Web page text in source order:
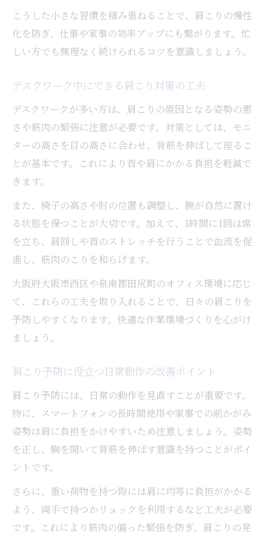
肩こり対策は毎日の積み重ねが大切です
肩こりを改善するためのセルフケアの重要
こうした小さな習慣を積み重ねることで、肩こりの慢性
化を防ぎ、仕事や家事の効率アップにも繋がります。忙
しい方でも無理なく続けられるコツを意識しましょう。
デスクワーク中にできる肩こり対策の工夫
デスクワークが多い方は、肩こりの原因となる姿勢の悪
さや筋肉の緊張に注意が必要です。対策としては、モニ
ターの高さを目の高さに合わせ、背筋を伸ばして座るこ
とが基本です。これにより首や肩にかかる負担を軽減で
きます。
また、椅子の高さや肘の位置も調整し、腕が自然に置け
る状態を保つことが大切です。加えて、1時間に1回は席
を立ち、肩回しや首のストレッチを行うことで血流を促
進し、筋肉のこりを和らげます。
大阪府大阪市西区や泉南郡田尻町のオフィス環境に応じ
て、これらの工夫を取り入れることで、日々の肩こりを
予防しやすくなります。快適な作業環境づくりを心がけ
ましょう。
肩こり予防に役立つ日常動作の改善ポイント
肩こり予防には、日常の動作を見直すことが重要です。
特に、スマートフォンの長時間使用や家事での前かがみ
姿勢は肩に負担をかけやすいため注意しましょう。姿勢
を正し、胸を開いて背筋を伸ばす意識を持つことがポイ
ントです。
さらに、重い荷物を持つ際には肩に均等に負担がかかる
よう、両手で持つかリュックを利用するなど工夫が必要
です。これにより筋肉の偏った緊張を防ぎ、肩こりの発